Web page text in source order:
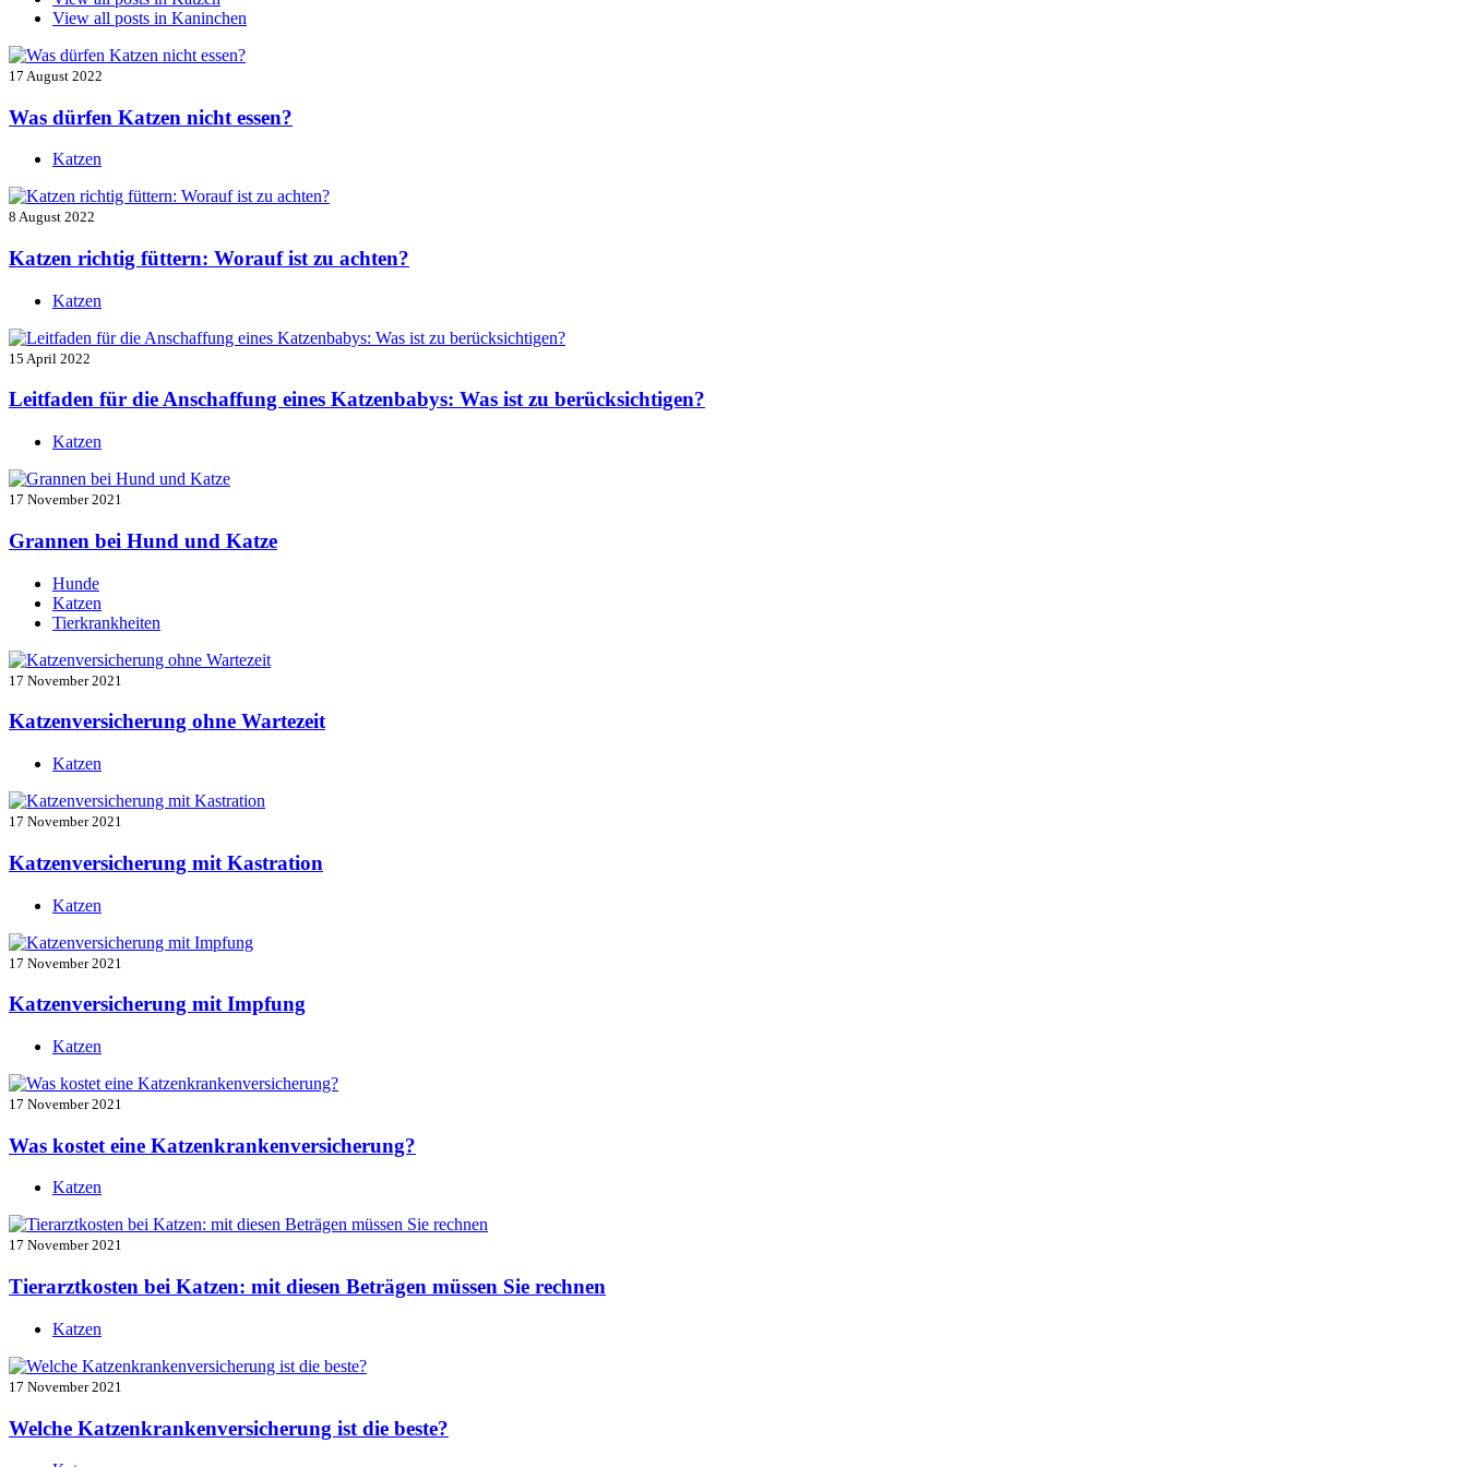
View all posts in Kaninchen
17 August 2022
Was dürfen Katzen nicht essen?
Katzen
8 August 2022
Katzen richtig füttern: Worauf ist zu achten?
Katzen
15 April 2022
Leitfaden für die Anschaffung eines Katzenbabys: Was ist zu berücksichtigen?
Katzen
17 November 2021
Grannen bei Hund und Katze
Hunde
Katzen
Tierkrankheiten
17 November 2021
Katzenversicherung ohne Wartezeit
Katzen
17 November 2021
Katzenversicherung mit Kastration
Katzen
17 November 2021
Katzenversicherung mit Impfung
Katzen
17 November 2021
Was kostet eine Katzenkrankenversicherung?
Katzen
17 November 2021
Tierarztkosten bei Katzen: mit diesen Beträgen müssen Sie rechnen
Katzen
17 November 2021
Welche Katzenkrankenversicherung ist die beste?